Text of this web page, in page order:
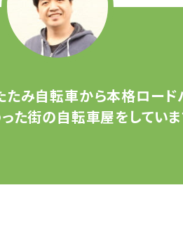
たみ自転車から本格ロード
た街の自転車屋をしていま